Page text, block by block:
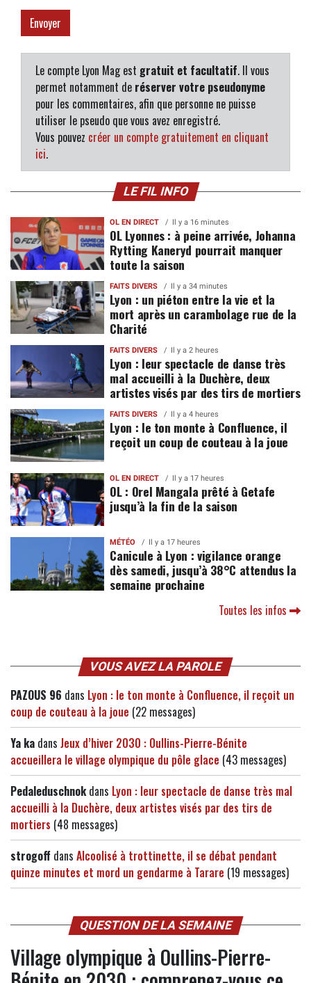
Le compte Lyon Mag est gratuit et facultatif. Il vous
permet notamment de réserver votre pseudonyme
pour les commentaires, afin que personne ne puisse
utiliser le pseudo que vous avez enregistré.
Vous pouvez créer un compte gratuitement en cliquant
ici.
LE FIL INFO
OL EN DIRECT Il y a 16 minutes
OL Lyonnes : à peine arrivée, Johanna
Rytting Kaneryd pourrait manquer
toute la saison
FAITS DIVERS Il y a 34 minutes
Lyon : un piéton entre la vie et la
mort après un carambolage rue de la
Charité
FAITS DIVERS Il y a 2 heures
Lyon : leur spectacle de danse très
mal accueilli à la Duchère, deux
artistes visés par des tirs de mortiers
FAITS DIVERS Il y a 4 heures
Lyon : le ton monte à Confluence, il
reçoit un coup de couteau à la joue
OL EN DIRECT Il y a 17 heures
OL : Orel Mangala prêté à Getafe
jusqu’à la fin de la saison
MÉTÉO Il y a 17 heures
Canicule à Lyon : vigilance orange
dès samedi, jusqu’à 38°C attendus la
semaine prochaine
Toutes les infos
VOUS AVEZ LA PAROLE
PAZOUS 96 dans Lyon : le ton monte à Confluence, il reçoit un
coup de couteau à la joue (22 messages)
Ya ka dans Jeux d’hiver 2030 : Oullins-Pierre-Bénite
accueillera le village olympique du pôle glace (43 messages)
Pedaleduschnokdans Lyon : leur spectacle de danse très mal
accueilli à la Duchère, deux artistes visés par des tirs de
mortiers (48 messages)
strogoff dans Alcoolisé à trottinette, il se débat pendant
quinze minutes et mord un gendarme à Tarare (19 messages)
QUESTION DE LA SEMAINE
Village olympique à Oullins-Pierre-